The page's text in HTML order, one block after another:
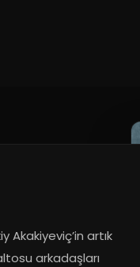
Akakiyeviç’in artık
arkadaşları